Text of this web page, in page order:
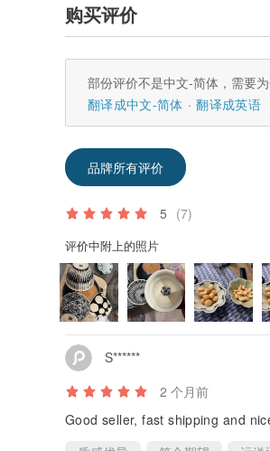
购买评价
部份评价不是中文-简体，需要
翻译成中文-简体
翻译成英语
品牌所有评价
5 (7)
评价中附上的照片
S******
2 个月前
Good seller, fast shipping and